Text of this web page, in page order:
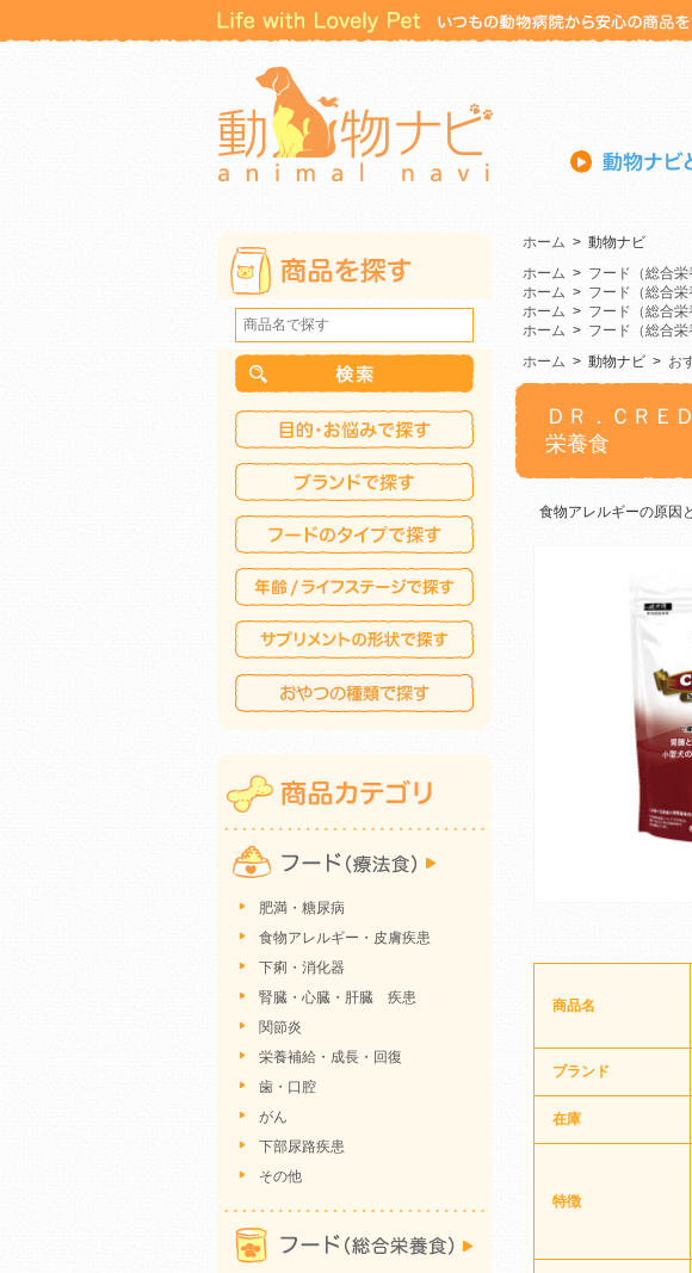
ホーム > 動物ナビ
ホーム > フード（総合栄
ホーム > フード（総合栄
ホーム > フード（総合栄
ホーム > フード（総合栄
ホーム > 動物ナビ > お
ＤＲ．ＣＲＥ
栄養食
食物アレルギーの原因
商品名
ブランド
在庫
特徴
肥満・糖尿病
食物アレルギー・皮膚疾患
下痢・消化器
腎臓・心臓・肝臓 疾患
関節炎
栄養補給・成長・回復
歯・口腔
がん
下部尿路疾患
その他